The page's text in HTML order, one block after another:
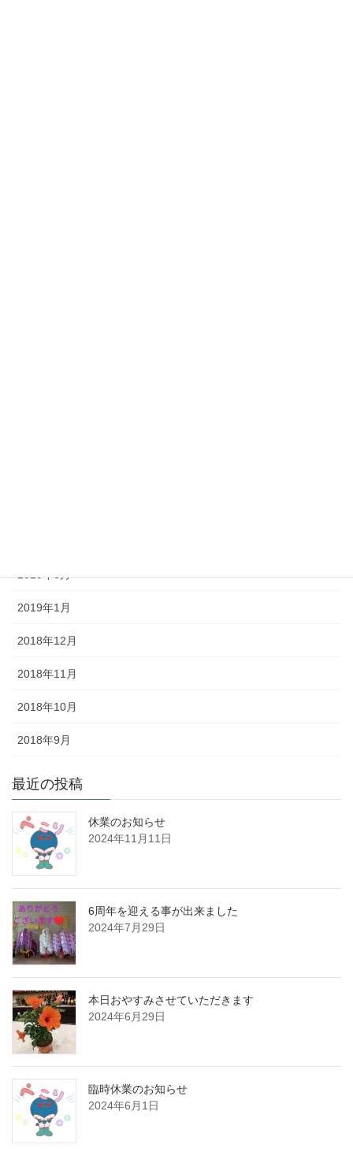
2019年3月
2019年1月
2018年12月
2018年11月
2018年10月
2018年9月
最近の投稿
休業のお知らせ
2024年11月11日
6周年を迎える事が出来ました
2024年7月29日
本日おやすみさせていただきます
2024年6月29日
臨時休業のお知らせ
2024年6月1日